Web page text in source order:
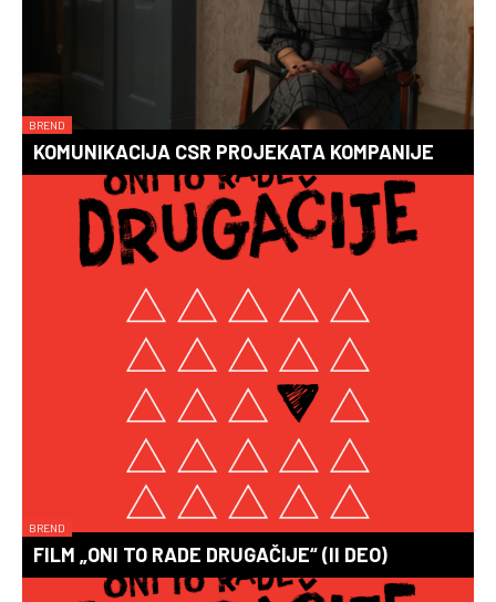
BREND
KOMUNIKACIJA CSR PROJEKATA KOMPANIJE
BREND
FILM „ONI TO RADE DRUGAČIJE“ (II DEO)